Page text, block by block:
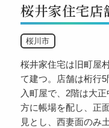
桜井家住宅店
桜川市
桜井家住宅は旧町屋
て建つ。店舗は桁行
入町屋で、2階は大
方に帳場を配し、正
見とし、西妻面のみ